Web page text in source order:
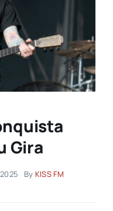
Gira
By KISS FM